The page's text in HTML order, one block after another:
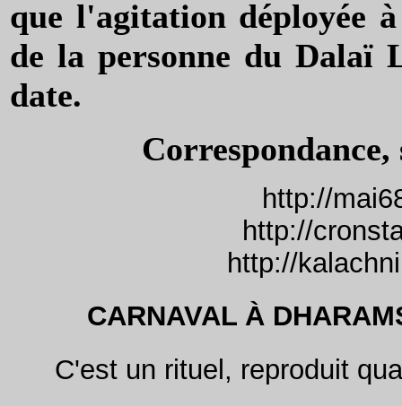
que l'agitation déployée
de la personne du Dalaï
date.
http://
http://
http://
CARNAVAL À
C'est un rituel, reproduit